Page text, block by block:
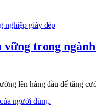
trong
lên hàng đầu để tăng